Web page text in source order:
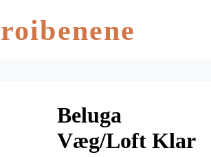
Beluga
Væg/Loft Klar